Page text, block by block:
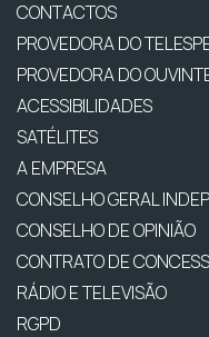
CONTACTOS
PROVEDORA DO
PROVEDORA DO
ACESSIBILIDADES
SATÉLITES
A EMPRESA
CONSELHO GERAL
CONSELHO DE OPINIÃO
CONTRATO DE
RÁDIO E TELEVISÃO
RGPD